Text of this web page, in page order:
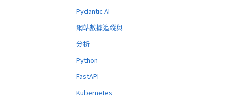
Pydantic AI
網站數據追蹤與
分析
Python
FastAPI
Kubernetes